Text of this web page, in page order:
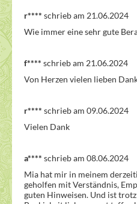
r**** schrieb am 21.06.2024
Wie immer eine sehr gute
f**** schrieb am 21.06.2024
Von Herzen vielen lieben
r**** schrieb am 09.06.2024
Vielen Dank
a**** schrieb am 08.06.2024
Mia hat mir in meinem
geholfen mit Verständnis,
guten Hinweisen. Und ist